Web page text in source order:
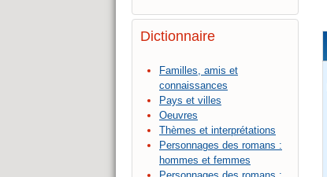
Dictionnaire
Familles, amis et
connaissances
Pays et villes
Oeuvres
Thèmes et interprétations
Personnages des romans :
hommes et femmes